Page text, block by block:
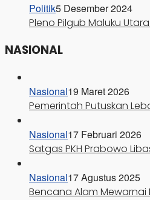
Politik5 Desember 2024
Pleno Pilgub Maluku Utara
NASIONAL
Nasional19 Maret 2026
Pemerintah Putuskan
Nasional17 Februari 2026
Satgas PKH Prabowo
Nasional17 Agustus 2025
Bencana Alam Mewarnai